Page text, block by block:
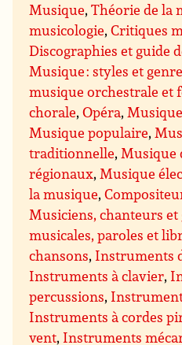
Musique,Théorie de la
musicologie,Critiques
Discographies et guide
Musique : styles et
musique orchestrale et
chorale,Opéra,
Musique populaire,
traditionnelle,Musique
régionaux,Musique
la musique,
Musiciens, chanteurs et
musicales, paroles et
chansons, Instruments
Instruments à clavier,
percussions,
Instruments à cordes
vent, Instruments